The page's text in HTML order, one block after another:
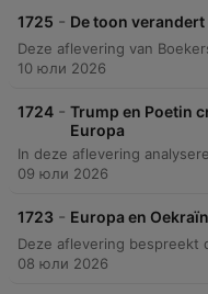
1725 - De toon verandert
10 юли 2026
1724 - Trump en Poetin
Europa
09 юли 2026
1723 - Europa en
08 юли 2026